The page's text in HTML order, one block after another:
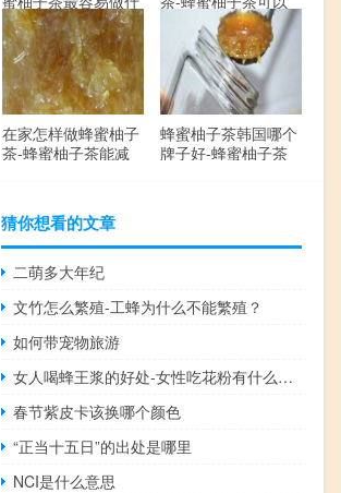
么？
解酒吗？
在家怎样做蜂蜜柚子
茶-蜂蜜柚子茶能减
蜂蜜柚子茶韩国哪个
牌子好-蜂蜜柚子茶
猜你想看的文章
二萌多大年纪
文竹怎么繁殖-工蜂为什么不能繁殖？
如何带宠物旅游
女人喝蜂王浆的好处-女性吃花粉有什么利弊？
春节紫皮卡该换哪个颜色
“正当十五日”的出处是哪里
NCI是什么意思